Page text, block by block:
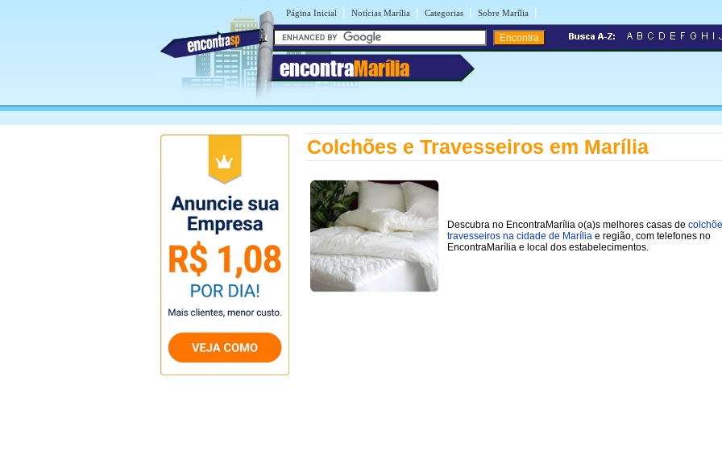
Página Inicial | Notícias Marília | Categorias | Sobre Marília |
encontraMarília
Colchões e Travesseiros em Marília
Descubra no EncontraMarília o(a)s melhores casas de
travesseiros na cidade de Marília e região, com telefones no
EncontraMarília e local dos estabelecimentos.